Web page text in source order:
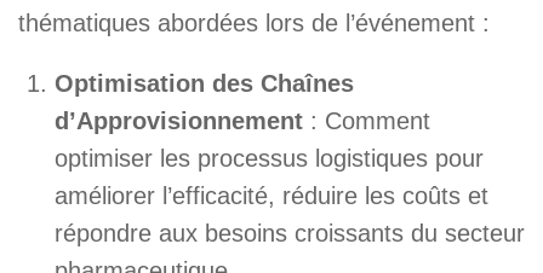
thématiques abordées lors de l’événement :
Optimisation des Chaînes
d’Approvisionnement : Comment
optimiser les processus logistiques pour
améliorer l’efficacité, réduire les coûts et
répondre aux besoins croissants du secteur